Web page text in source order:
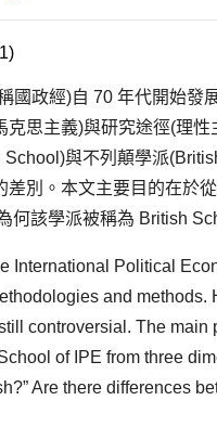
國政經)自 70 年代開始發
克思主義)與研究途徑(理
與不列顛學派
差別。本文主要目的在於
何該學派被稱為 British
International Political
and methods.
controversial. The main
of IPE from three
Are there differences